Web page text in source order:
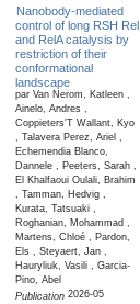
Nanobody-mediated
control of long RSH Rel
and RelA catalysis by
restriction of their
conformational
landscape
par Van Nerom, Katleen ,
Ainelo, Andres ,
Coppieters'T Wallant, Kyo
, Talavera Perez, Ariel ,
Echemendia Blanco,
Dannele , Peeters, Sarah ,
El Khalfaoui Oulali, Brahim
, Tamman, Hedvig ,
Kurata, Tatsuaki ,
Roghanian, Mohammad ,
Martens, Chloé , Pardon,
Els , Steyaert, Jan ,
Hauryliuk, Vasili , Garcia-
Pino, Abel
Publication2026-05